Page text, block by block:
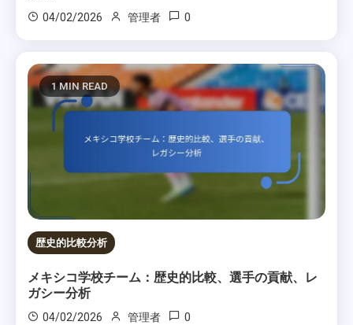
04/02/2026 管理者 0
1 MIN READ
歴史的比較分析
メキシコ学校チーム：歴史的比較、選手の貢献、レ
ガシー分析
04/02/2026 管理者 0